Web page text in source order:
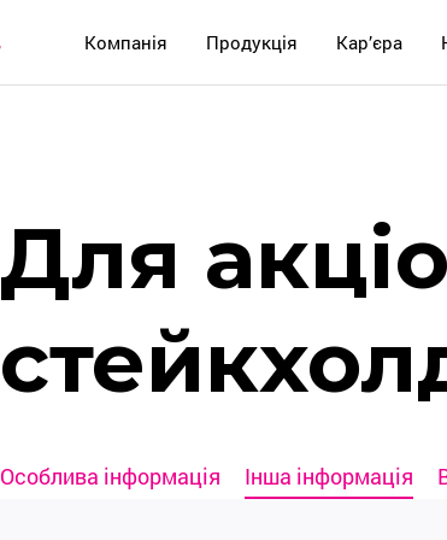
Компанія Продукція Кар’єра
Для
Особлива інформація Інша інформація